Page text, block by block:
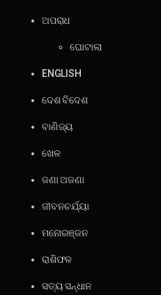
ଅପରାଧ
ଘୋଟାଲା
ENGLISH
ଦେଶ ବିଦେଶ
ବାଣିଜ୍ୟ
ଖେଳ
ଜଣା ଅଜଣା
ଜୀବନଚର୍ଯ୍ୟା
ମନୋରଞ୍ଜନ
ରାଶିଫଳ
ସତ୍ୟ ସନ୍ଧାନ